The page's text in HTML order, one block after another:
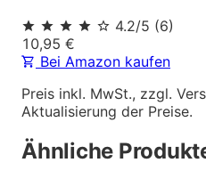
4.2/5 (6)
10,95 €
Bei Amazon kaufen
Preis inkl. MwSt., zzgl.
Aktualisierung der Preise.
Ähnliche